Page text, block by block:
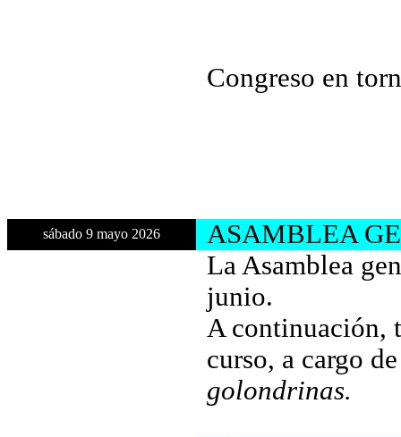
Congreso en
sábado 9 mayo 2026
ASAMBLEA
La Asamblea
junio.
A continuación,
curso, a cargo
golondrinas.